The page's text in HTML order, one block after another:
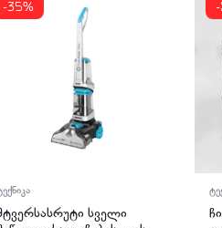
-35%
სველი
-